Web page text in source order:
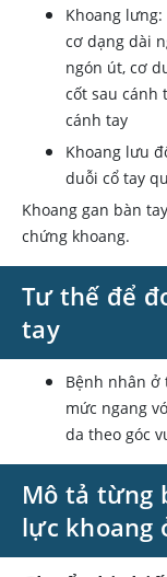
Khoang
cơ dạng dài
ngón út, cơ
cốt sau cánh
cánh tay
Khoang lưu
duỗi cổ tay
Khoang gan bàn
chứng khoang.
Tư thế để
tay
Bệnh nhân
mức ngang
da theo góc
Mô tả từng
lực khoang